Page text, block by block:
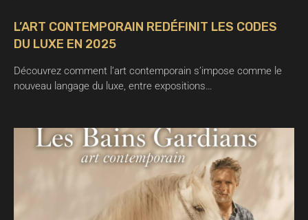
L’ART CONTEMPORAIN REDÉFINIT LES CODES
DU LUXE EN 2025
Découvrez comment l’art contemporain s’impose comme le
nouveau langage du luxe, entre expositions…